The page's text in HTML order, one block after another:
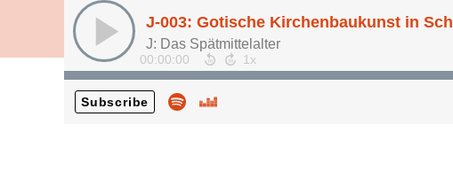
J: Das Spätmittelalter
00:00:00
Subscribe